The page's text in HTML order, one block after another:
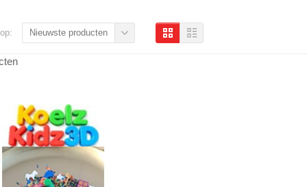
Nieuwste producten